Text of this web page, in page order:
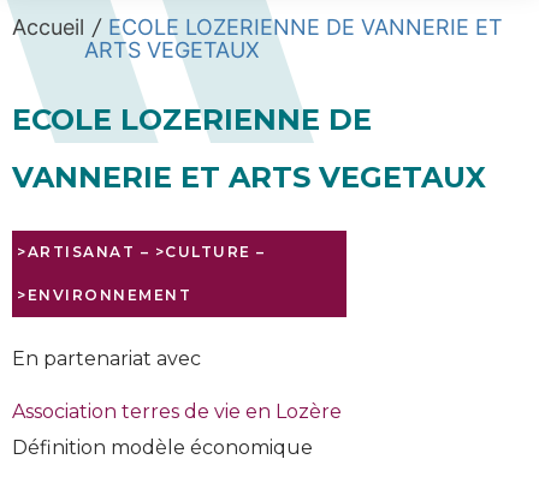
Accueil / ECOLE LOZERIENNE DE VANNERIE ET
ARTS VEGETAUX
ECOLE LOZERIENNE DE
VANNERIE ET ARTS VEGETAUX
>ARTISANAT – >CULTURE –
>ENVIRONNEMENT
En partenariat avec
Association terres de vie en Lozère
Définition modèle économique